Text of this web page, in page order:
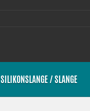
SILIKONSLANGE / SLANGE